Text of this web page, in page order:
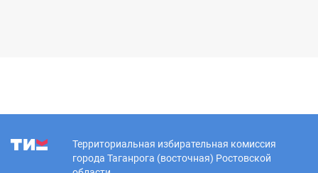
Территориальная избирательная комиссия
города Таганрога (восточная) Ростовской